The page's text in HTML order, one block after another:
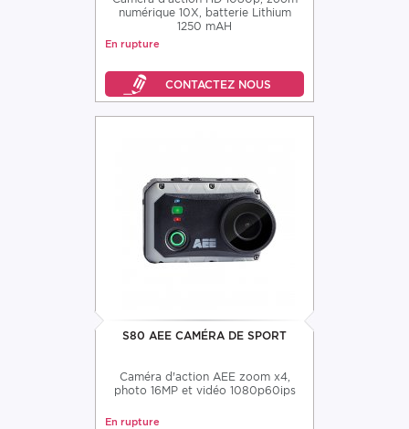
numérique 10X, batterie Lithium
1250 mAH
En rupture
S80 AEE CAMÉRA DE SPORT
Caméra d'action AEE zoom x4,
photo 16MP et vidéo 1080p60ips
En rupture